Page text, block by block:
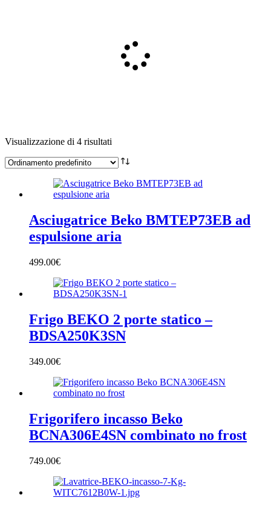
Visualizzazione di 4 risultati
Asciugatrice Beko BMTEP73EB ad
espulsione aria
499.00€
Frigo BEKO 2 porte statico –
BDSA250K3SN
349.00€
Frigorifero incasso Beko
BCNA306E4SN combinato no frost
749.00€